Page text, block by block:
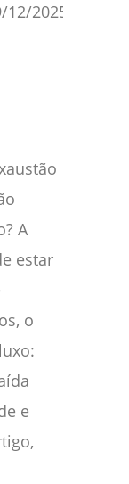
12/2025
A
estar
o
e